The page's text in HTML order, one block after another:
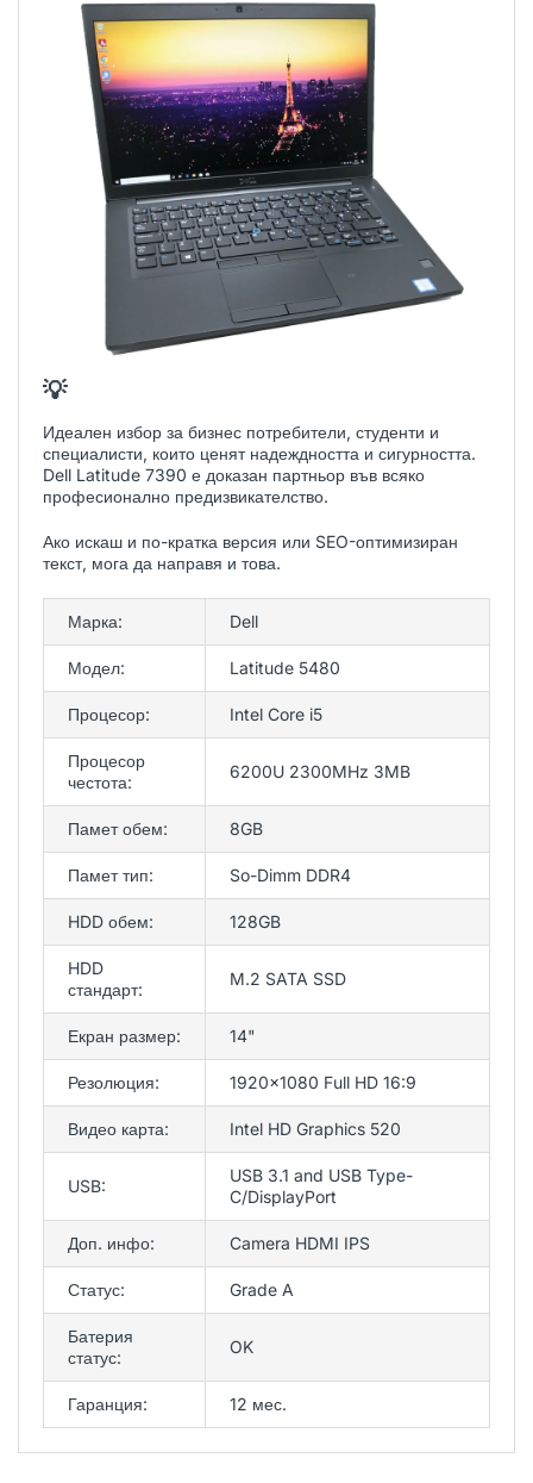
💡
Идеален избор за бизнес потребители, студенти и
специалисти, които ценят надеждността и сигурността.
Dell Latitude 7390 е доказан партньор във всяко
професионално предизвикателство.
Ако искаш и по-кратка версия или SEO-оптимизиран
текст, мога да направя и това.
Марка: Dell
Модел: Latitude 5480
Процесор: Intel Core i5
Процесор
честота:
6200U 2300MHz 3MB
Памет обем: 8GB
Памет тип: So-Dimm DDR4
HDD обем: 128GB
HDD
стандарт:
M.2 SATA SSD
Екран размер: 14"
Резолюция: 1920x1080 Full HD 16:9
Видео карта: Intel HD Graphics 520
USB:
USB 3.1 and USB Type-
C/DisplayPort
Доп. инфо: Camera HDMI IPS
Статус: Grade A
Батерия
статус:
OK
Гаранция: 12 мес.